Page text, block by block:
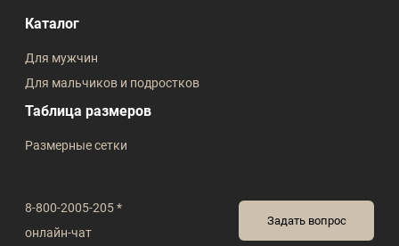
8-800-2005-205 *
онлайн-чат
Задать вопрос
Каталог
Для мужчин
Для мальчиков и подростков
Таблица размеров
Размерные сетки